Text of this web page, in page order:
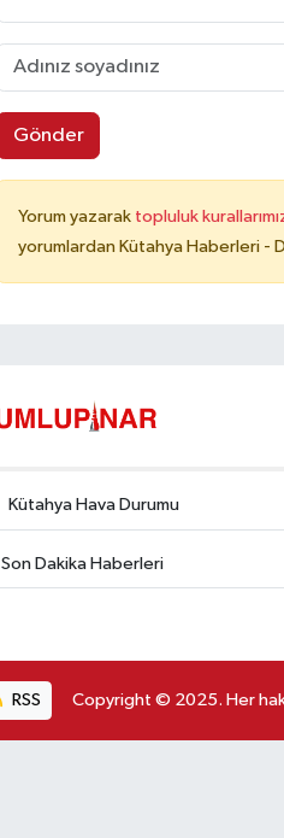
Gönder
Yorum yazarak topluluk
yorumlardan Kütahya Haberleri -
Kütahya Hava Durumu
Son Dakika Haberleri
RSS Copyright © 2025. Her